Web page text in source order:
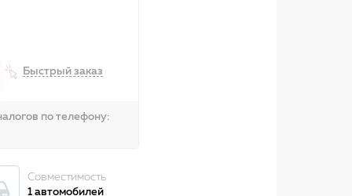
Быстрый заказ
по телефону:
Совместимость
1 автомобилей